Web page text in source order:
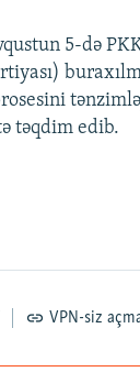
360p
1080p
5-də
təqdim edib.
VPN-siz